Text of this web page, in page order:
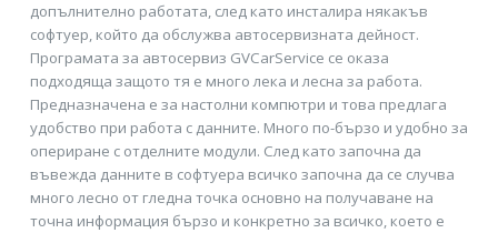
допълнително работата, след като инсталира някакъв
софтуер, който да обслужва автосервизната дейност.
Програмата за автосервиз GVCarService се оказа
подходяща защото тя е много лека и лесна за работа.
Предназначена е за настолни компютри и това предлага
удобство при работа с данните. Много по-бързо и удобно за
опериране с отделните модули. След като започна да
въвежда данните в софтуера всичко започна да се случва
много лесно от гледна точка основно на получаване на
точна информация бързо и конкретно за всичко, което е